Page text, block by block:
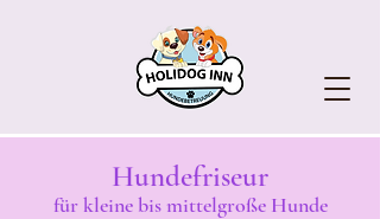
Hundefriseur
für kleine bis mittelgroße Hunde